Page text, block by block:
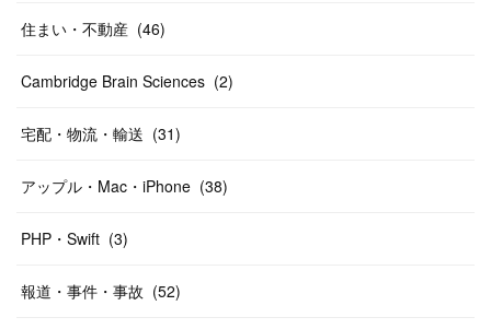
住まい・不動産 (46)
Cambridge Brain Sciences (2)
宅配・物流・輸送 (31)
アップル・Mac・iPhone (38)
PHP・Swift (3)
報道・事件・事故 (52)